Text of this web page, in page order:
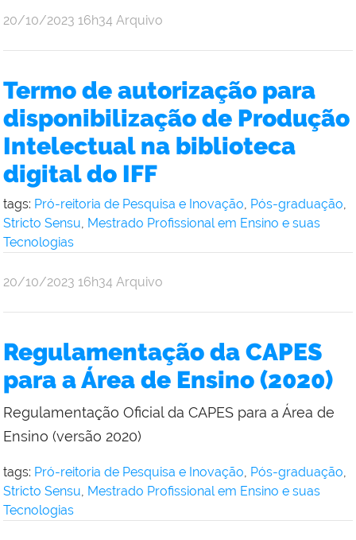
por
publicado
20/10/2023 16h34 Arquivo
Termo de autorização para
disponibilização de Produção
Intelectual na biblioteca
digital do IFF
tags: Pró-reitoria de Pesquisa e Inovação, Pós-graduação,
Stricto Sensu, Mestrado Profissional em Ensino e suas
Tecnologias
por
publicado
20/10/2023 16h34 Arquivo
Regulamentação da CAPES
para a Área de Ensino (2020)
Regulamentação Oficial da CAPES para a Área de
Ensino (versão 2020)
tags: Pró-reitoria de Pesquisa e Inovação, Pós-graduação,
Stricto Sensu, Mestrado Profissional em Ensino e suas
Tecnologias